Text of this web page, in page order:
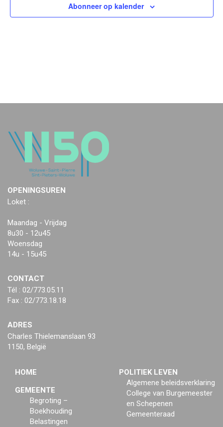
Abonneer op kalender
OPENINGSUREN
Loket :
Maandag - Vrijdag
8u30 - 12u45
Woensdag
14u - 15u45
CONTACT
Tél : 02/773.05.11
Fax : 02/773.18.18
ADRES
Charles Thielemanslaan 93
1150, België
HOME
GEMEENTE
Begroting –
Boekhouding
Belastingen
POLITIEK LEVEN
Algemene beleidsverklaring
College van Burgemeester
en Schepenen
Gemeenteraad